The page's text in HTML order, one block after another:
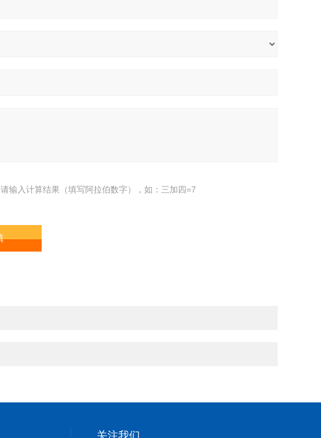
请输入计算结果（填写阿拉伯数字），如：三加四=7
关注我们